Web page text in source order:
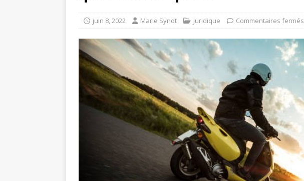
juin 8, 2022 Marie Synot Juridique Commentaires fermés